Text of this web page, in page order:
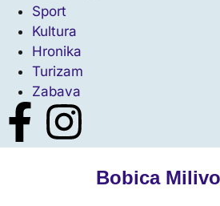
Sport
Kultura
Hronika
Turizam
Zabava
Bobica